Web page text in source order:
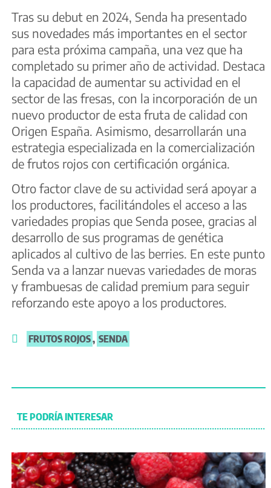
Tras su debut en 2024, Senda ha presentado
sus novedades más importantes en el sector
para esta próxima campaña, una vez que ha
completado su primer año de actividad. Destaca
la capacidad de aumentar su actividad en el
sector de las fresas, con la incorporación de un
nuevo productor de esta fruta de calidad con
Origen España. Asimismo, desarrollarán una
estrategia especializada en la comercialización
de frutos rojos con certificación orgánica.
Otro factor clave de su actividad será apoyar a
los productores, facilitándoles el acceso a las
variedades propias que Senda posee, gracias al
desarrollo de sus programas de genética
aplicados al cultivo de las berries. En este punto
Senda va a lanzar nuevas variedades de moras
y frambuesas de calidad premium para seguir
reforzando este apoyo a los productores.
FRUTOS ROJOS, SENDA
TE PODRÍA INTERESAR